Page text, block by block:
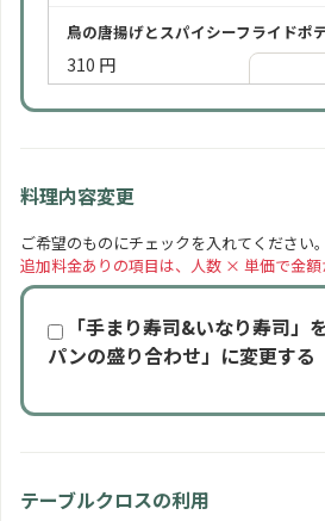
料理内容変更
ご希望のものにチェックを入れてください。
追加料金ありの項目は、人数 × 単価で金額
「手まり寿司&いなり寿司」
パンの盛り合わせ」に変更する
ソフトドリンク 2時間
750 円
鳥の唐揚げとスパイシーフライドポ
310 円
手まり寿司といなり寿司の盛り合わせ
350 円
季節の一口カットケーキ
テーブルクロスの利用